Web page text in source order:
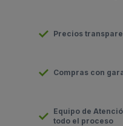
Precios
Compras con
Equipo de
todo el proceso